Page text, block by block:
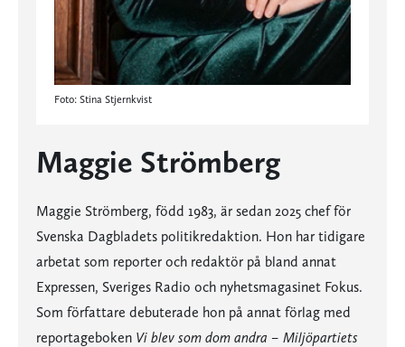
Foto: Stina Stjernkvist
Maggie Strömberg
Maggie Strömberg, född 1983, är sedan 2025 chef för
Svenska Dagbladets politikredaktion. Hon har tidigare
arbetat som reporter och redaktör på bland annat
Expressen, Sveriges Radio och nyhetsmagasinet Fokus.
Som författare debuterade hon på annat förlag med
reportageboken Vi blev som dom andra – Miljöpartiets